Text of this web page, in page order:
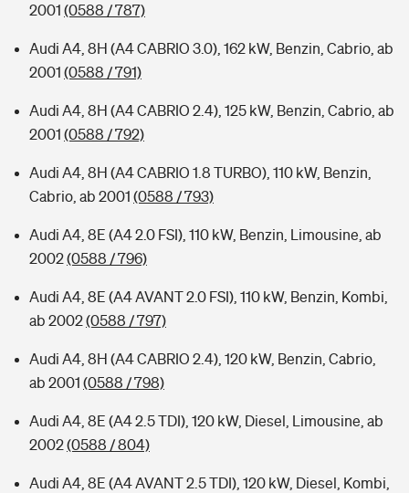
2001 (0588 / 787)
Audi A4, 8H (A4 CABRIO 3.0), 162 kW, Benzin, Cabrio, ab
2001 (0588 / 791)
Audi A4, 8H (A4 CABRIO 2.4), 125 kW, Benzin, Cabrio, ab
2001 (0588 / 792)
Audi A4, 8H (A4 CABRIO 1.8 TURBO), 110 kW, Benzin,
Cabrio, ab 2001 (0588 / 793)
Audi A4, 8E (A4 2.0 FSI), 110 kW, Benzin, Limousine, ab
2002(0588 / 796)
Audi A4, 8E (A4 AVANT 2.0 FSI), 110 kW, Benzin, Kombi,
ab 2002(0588 / 797)
Audi A4, 8H (A4 CABRIO 2.4), 120 kW, Benzin, Cabrio,
ab 2001 (0588 / 798)
Audi A4, 8E (A4 2.5 TDI), 120 kW, Diesel, Limousine, ab
2002(0588 / 804)
Audi A4, 8E (A4 AVANT 2.5 TDI), 120 kW, Diesel, Kombi,